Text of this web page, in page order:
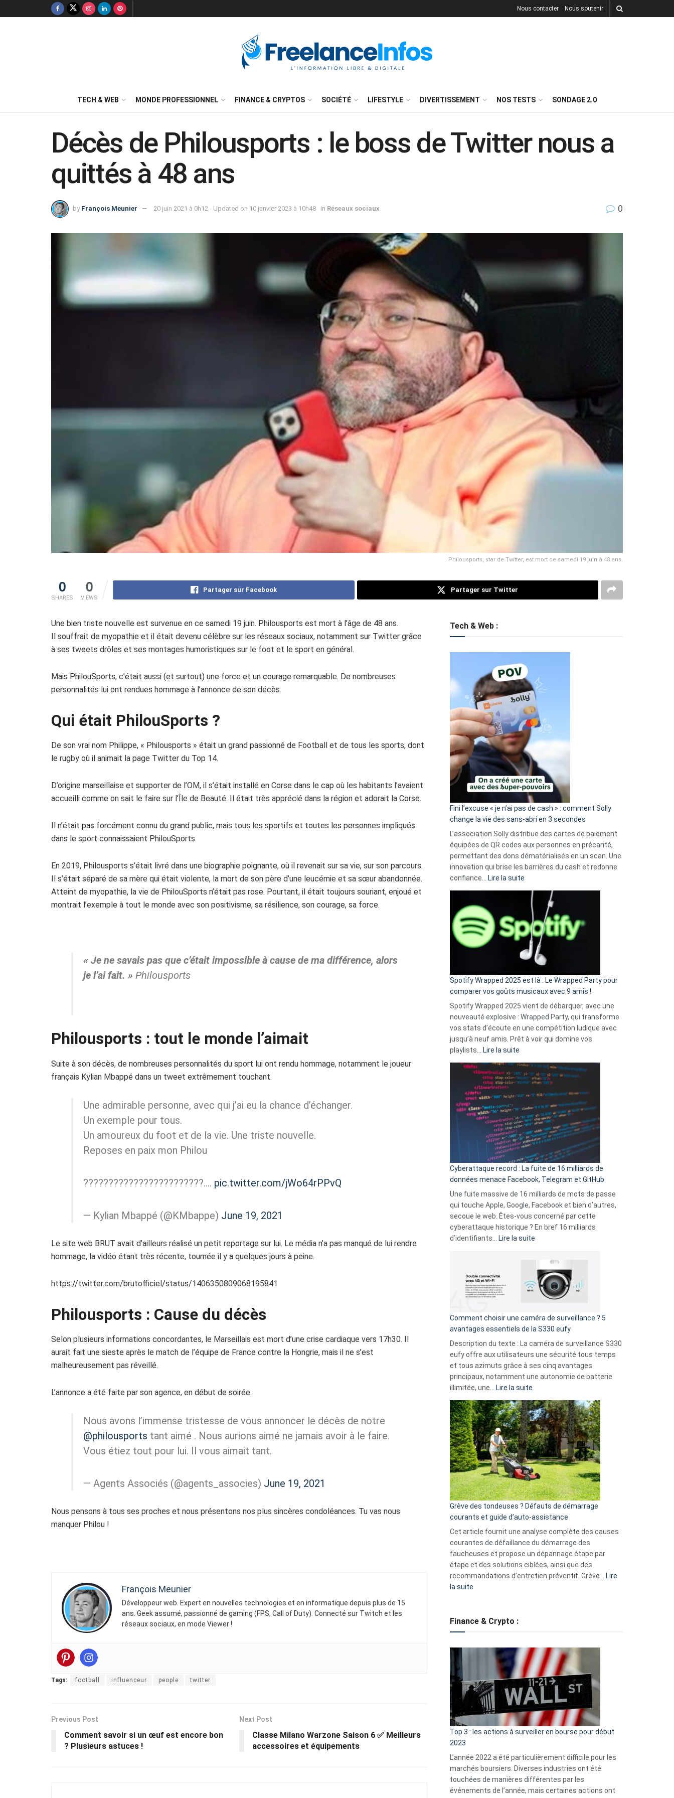
Nous contacter Nous soutenir
TECH & WEB MONDE PROFESSIONNEL FINANCE & CRYPTOS SOCIÉTÉ LIFESTYLE DIVERTISSEMENT NOS TESTS SONDAGE 2.0
Décès de Philousports : le boss de Twitter nous a
quittés à 48 ans
by François Meunier 20 juin 2021 à 0h12 - Updated on 10 janvier 2023 à 10h48 in Réseaux sociaux 0
Philousports, star de Twitter, est mort ce samedi 19 juin à 48 ans.
0
SHARES
0
VIEWS
Partager sur Facebook Partager sur Twitter
Une bien triste nouvelle est survenue en ce samedi 19 juin. Philousports est mort à l’âge de 48 ans.
Il souffrait de myopathie et il était devenu célèbre sur les réseaux sociaux, notamment sur Twitter grâce
à ses tweets drôles et ses montages humoristiques sur le foot et le sport en général.
Mais PhilouSports, c’était aussi (et surtout) une force et un courage remarquable. De nombreuses
personnalités lui ont rendues hommage à l’annonce de son décès.
Qui était PhilouSports ?
De son vrai nom Philippe, « Philousports » était un grand passionné de Football et de tous les sports, dont
le rugby où il animait la page Twitter du Top 14.
D’origine marseillaise et supporter de l’OM, il s’était installé en Corse dans le cap où les habitants l’avaient
accueilli comme on sait le faire sur l’Île de Beauté. Il était très apprécié dans la région et adorait la Corse.
Il n’était pas forcément connu du grand public, mais tous les sportifs et toutes les personnes impliqués
dans le sport connaissaient PhilouSports.
En 2019, Philousports s’était livré dans une biographie poignante, où il revenait sur sa vie, sur son parcours.
Il s’était séparé de sa mère qui était violente, la mort de son père d’une leucémie et sa sœur abandonnée.
Atteint de myopathie, la vie de PhilouSports n’était pas rose. Pourtant, il était toujours souriant, enjoué et
montrait l’exemple à tout le monde avec son positivisme, sa résilience, son courage, sa force.
« Je ne savais pas que c’était impossible à cause de ma différence, alors
je l’ai fait. » Philousports
Philousports : tout le monde l’aimait
Suite à son décès, de nombreuses personnalités du sport lui ont rendu hommage, notamment le joueur
français Kylian Mbappé dans un tweet extrêmement touchant.
Une admirable personne, avec qui j’ai eu la chance d’échanger.
Un exemple pour tous.
Un amoureux du foot et de la vie. Une triste nouvelle.
Reposes en paix mon Philou
????????????????????????…. pic.twitter.com/jWo64rPPvQ
— Kylian Mbappé (@KMbappe) June 19, 2021
Le site web BRUT avait d’ailleurs réalisé un petit reportage sur lui. Le média n’a pas manqué de lui rendre
hommage, la vidéo étant très récente, tournée il y a quelques jours à peine.
https://twitter.com/brutofficiel/status/1406350809068195841
Philousports : Cause du décès
Selon plusieurs informations concordantes, le Marseillais est mort d’une crise cardiaque vers 17h30. Il
aurait fait une sieste après le match de l’équipe de France contre la Hongrie, mais il ne s’est
malheureusement pas réveillé.
L’annonce a été faite par son agence, en début de soirée.
Nous avons l’immense tristesse de vous annoncer le décès de notre
@philousports tant aimé . Nous aurions aimé ne jamais avoir à le faire.
Vous étiez tout pour lui. Il vous aimait tant.
— Agents Associés (@agents_associes) June 19, 2021
Nous pensons à tous ses proches et nous présentons nos plus sincères condoléances. Tu vas nous
manquer Philou !
François Meunier
Développeur web. Expert en nouvelles technologies et en informatique depuis plus de 15
ans. Geek assumé, passionné de gaming (FPS, Call of Duty). Connecté sur Twitch et les
réseaux sociaux, en mode Viewer !
Tags: football influenceur people twitter
Previous Post
Comment savoir si un œuf est encore bon
? Plusieurs astuces !
Next Post
Classe Milano Warzone Saison 6 ✅ Meilleurs
accessoires et équipements
Tech & Web :
Fini l’excuse « je n’ai pas de cash » : comment Solly
change la vie des sans-abri en 3 secondes
L’association Solly distribue des cartes de paiement
équipées de QR codes aux personnes en précarité,
permettant des dons dématérialisés en un scan. Une
innovation qui brise les barrières du cash et redonne
confiance…
Lire la suite
l’excuse
je
n’ai
pas
de
cash
»
Solly
change
la
vie
sans-
abri
en
3
secondes
Spotify Wrapped 2025 est là : Le Wrapped Party pour
comparer vos goûts musicaux avec 9 amis !
Spotify Wrapped 2025 vient de débarquer, avec une
nouveauté explosive : Wrapped Party, qui transforme
vos stats d’écoute en une compétition ludique avec
jusqu’à neuf amis. Prêt à voir qui domine vos
playlists…
Lire la suite
Wrapped
2025
est
:
Le
Wrapped
Party
pour
comparer
vos
goûts
musicaux
avec
9
amis
Cyberattaque record : La fuite de 16 milliards de
données menace Facebook, Telegram et GitHub
Une fuite massive de 16 milliards de mots de passe
qui touche Apple, Google, Facebook et bien d’autres,
secoue le web. Êtes-vous concerné par cette
cyberattaque historique ? En bref 16 milliards
d’identifiants…
Lire la suite
record
La
fuite
16
milliards
données
menace
Facebook,
Telegram
GitHub
Comment choisir une caméra de surveillance ? 5
avantages essentiels de la S330 eufy
Description du texte : La caméra de surveillance S330
eufy offre aux utilisateurs une sécurité tous temps
et tous azimuts grâce à ses cinq avantages
principaux, notamment une autonomie de batterie
illimitée, une…
Lire la suite
choisir
une
caméra
de
surveillance
?
5
avantages
essentiels
de
la
S330
eufy
Grève des tondeuses ? Défauts de démarrage
courants et guide d’auto-assistance
Cet article fournit une analyse complète des causes
courantes de défaillance du démarrage des
faucheuses et propose un dépannage étape par
étape et des solutions ciblées, ainsi que des
recommandations d’entretien préventif. Grève…
Lire
la suite
tondeuses
démarrage
courants
et
guide
d’auto-
assistance
Finance & Crypto :
Top 3 : les actions à surveiller en bourse pour début
2023
L’année 2022 a été particulièrement difficile pour les
marchés boursiers. Diverses industries ont été
touchées de manières différentes par les
événements de l’année, mais certaines actions ont